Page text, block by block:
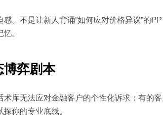
。不是让新人背诵”如何应对价格异议”的
。
博弈剧本
术库无法应对金融客户的个性化诉求：有的
你的专业底线。